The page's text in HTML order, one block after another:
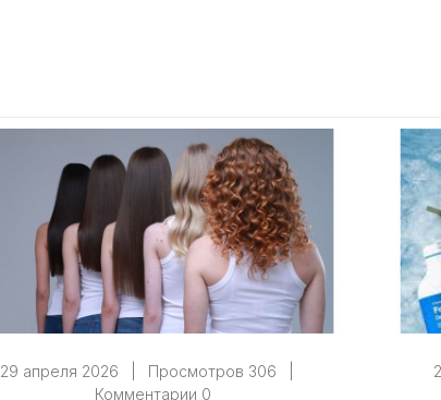
29 апреля 2026 Просмотров 306
Комментарии 0